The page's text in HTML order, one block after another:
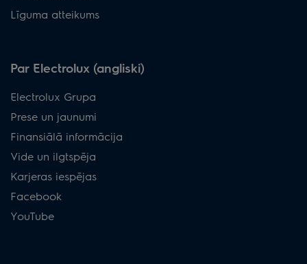
Līguma atteikums
Par Electrolux (angliski)
Electrolux Grupa
Prese un jaunumi
Finansiālā informācija
Vide un ilgtspēja
Karjeras iespējas
Facebook
YouTube